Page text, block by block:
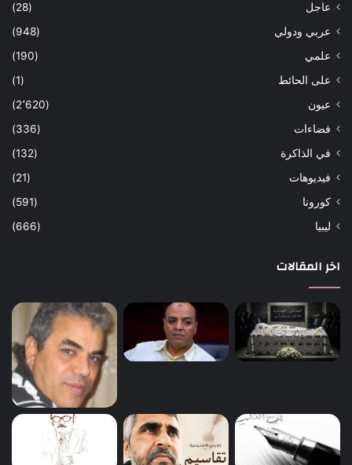
عاجل
(28)
عربي ودولي
(948)
علمي
(190)
على الحائط
(1)
عيون
(2٬620)
فضاءات
(336)
في الذاكرة
(132)
فيديوهات
(21)
كورونا
(591)
ليبيا
(666)
اخر المقالات